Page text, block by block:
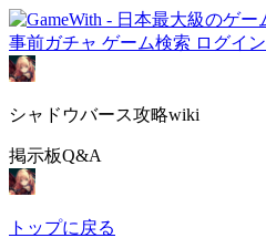
事前ガチャ ゲーム検索 ログイン
シャドウバース攻略wiki
掲示板Q&A
トップに戻る